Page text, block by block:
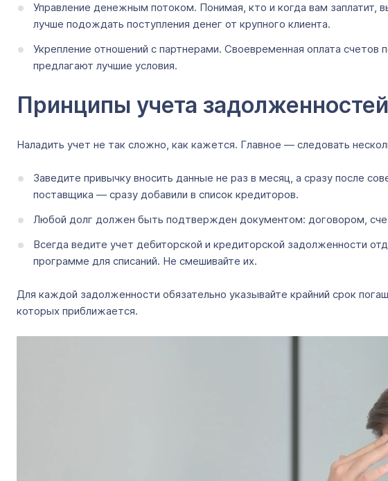
Управление денежным потоком. Понимая, кто и когда вам заплатит,
лучше подождать поступления денег от крупного клиента.
Укрепление отношений с партнерами. Своевременная оплата
предлагают лучшие условия.
Принципы учета задолженностей
Наладить учет не так сложно, как кажется. Главное — следовать
Заведите привычку вносить данные не раз в месяц, а сразу после
поставщика — сразу добавили в список кредиторов.
Любой долг должен быть подтвержден документом: договором,
Всегда ведите учет дебиторской и кредиторской задолженности
программе для списаний. Не смешивайте их.
Для каждой задолженности обязательно указывайте крайний срок
которых приближается.